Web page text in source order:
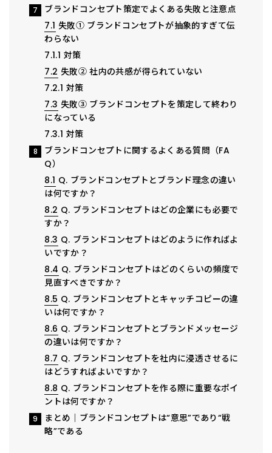
7
ブランドコンセプト策定でよくある失敗と注意点
7.1 失敗① ブランドコンセプトが抽象的すぎて伝
わらない
7.1.1 対策
7.2 失敗② 社内の共感が得られていない
7.2.1 対策
7.3 失敗③ ブランドコンセプトを策定して終わり
になっている
7.3.1 対策
8
ブランドコンセプトに関するよくある質問（FA
Q）
8.1 Q. ブランドコンセプトとブランド理念の違い
は何ですか？
8.2 Q. ブランドコンセプトはどの企業にも必要で
すか？
8.3 Q. ブランドコンセプトはどのように作ればよ
いですか？
8.4 Q. ブランドコンセプトはどのくらいの頻度で
見直すべきですか？
8.5 Q. ブランドコンセプトとキャッチコピーの違
いは何ですか？
8.6 Q. ブランドコンセプトとブランドメッセージ
の違いは何ですか？
8.7 Q. ブランドコンセプトを社内に浸透させるに
はどうすればよいですか？
8.8 Q. ブランドコンセプトを作る際に重要なポイ
ントは何ですか？
9
まとめ｜ブランドコンセプトは“意思”であり“戦
略”である